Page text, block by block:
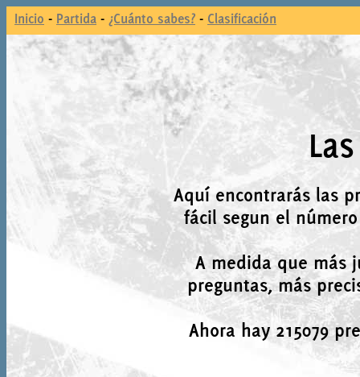
Inicio - Partida - ¿Cuánto sabes? - Clasificación
Aquí encontrarás las
fácil segun el
A medida que más
preguntas, más
Ahora hay 215079